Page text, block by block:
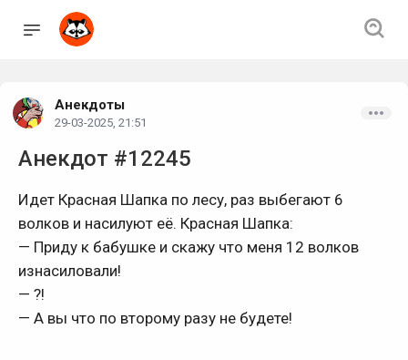
Анекдоты
29-03-2025, 21:51
Анекдот #12245
Идет Красная Шапка по лесу, раз выбегают 6
волков и насилуют её. Красная Шапка:
— Приду к бабушке и скажу что меня 12 волков
изнасиловали!
— ?!
— А вы что по второму разу не будете!